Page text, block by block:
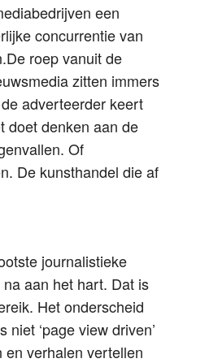
een
concurrentie van
roep vanuit de
zitten immers
adverteerder keert
doet denken aan de
Of
De kunsthandel die af
journalistieke
aan het hart. Dat is
Het onderscheid
‘page view driven’
en verhalen vertellen